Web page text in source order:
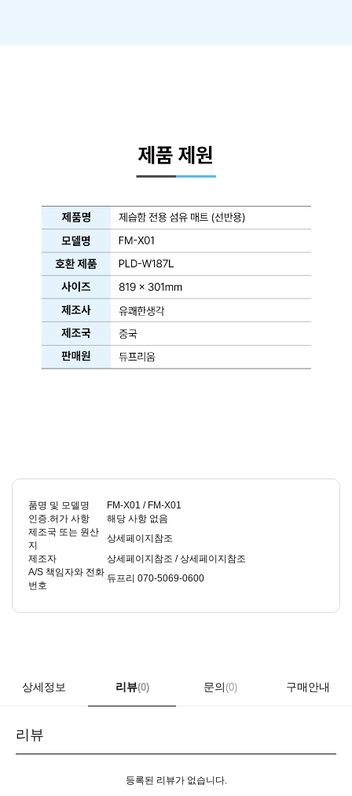
품명 및 모델명
FM-X01 / FM-X01
인증.허가 사항
해당 사항 없음
제조국 또는 원산
지
상세페이지참조
제조자
상세페이지참조 / 상세페이지참조
A/S 책임자와 전화
번호
듀프리 070-5069-0600
상세정보 리뷰(0) 문의 (0) 구매안내
리뷰
등록된 리뷰가 없습니다.